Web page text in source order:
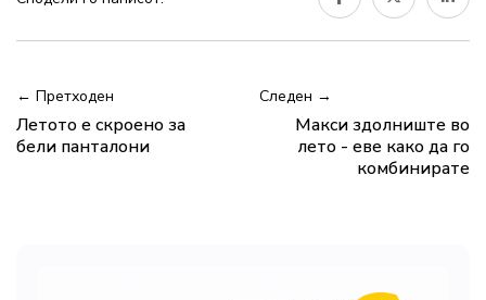
← Претходен
Летото е скроено за
бели панталони
Следен →
Макси здолниште во
лето - еве како да го
комбинирате